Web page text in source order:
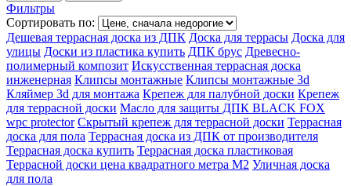
Фильтры
Сортировать по:
Дешевая террасная доска из ДПК Доска для террасы Доска для
улицы Доски из пластика купить ДПК брус Древесно-
полимерный композит Искусственная террасная доска
инженерная Клипсы монтажные Клипсы монтажные 3d
Кляймер 3d для монтажа Крепеж для палубной доски Крепеж
для террасной доски Масло для защиты ДПК BLACK FOX
wpc protector Скрытый крепеж для террасной доски Террасная
доска для пола Террасная доска из ДПК от производителя
Террасная доска купить Террасная доска пластиковая
Террасной доски цена квадратного метра М2 Уличная доска
для пола